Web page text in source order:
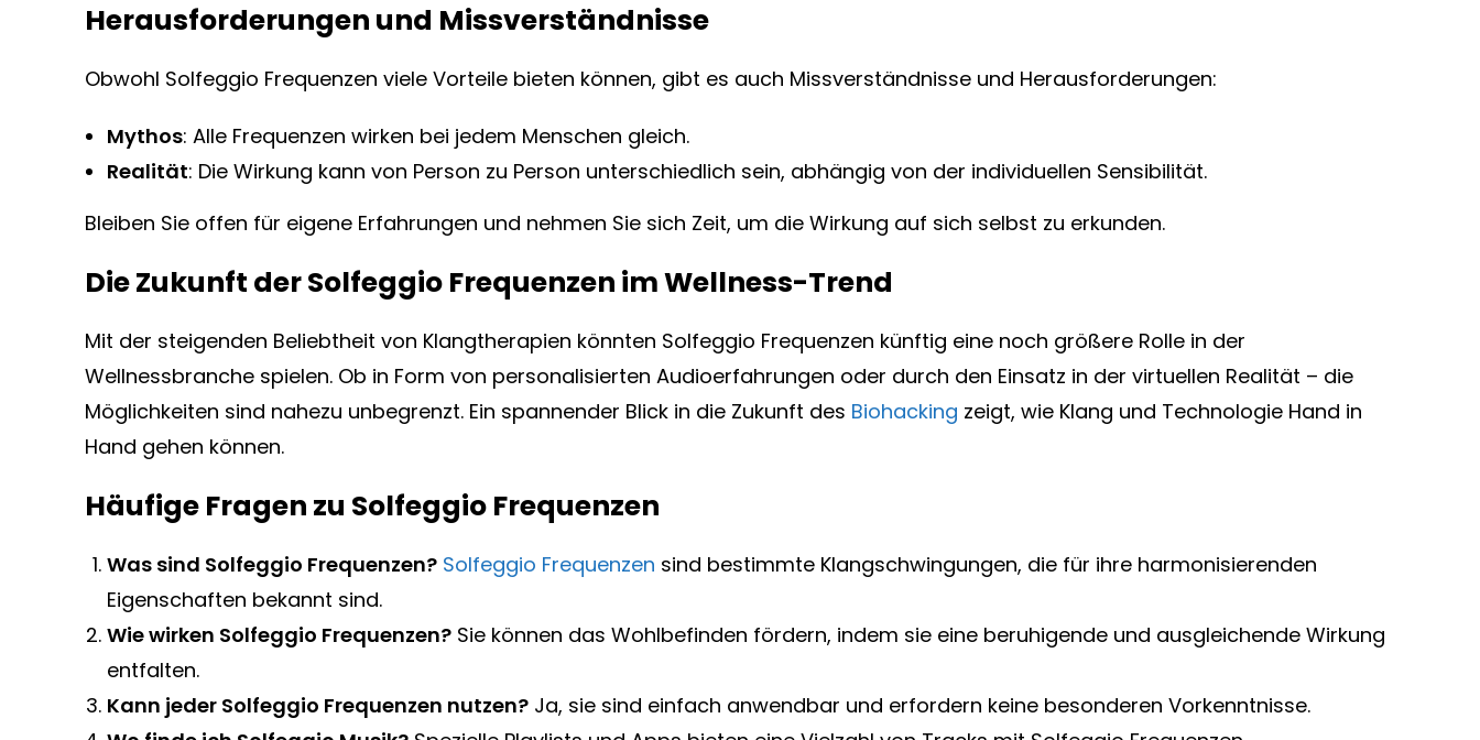
Herausforderungen und Missverständnisse
Obwohl Solfeggio Frequenzen viele Vorteile bieten können, gibt es auch Missverständnisse und Herausforderungen:
Mythos: Alle Frequenzen wirken bei jedem Menschen gleich.
Realität: Die Wirkung kann von Person zu Person unterschiedlich sein, abhängig von der individuellen Sensibilität.
Bleiben Sie offen für eigene Erfahrungen und nehmen Sie sich Zeit, um die Wirkung auf sich selbst zu erkunden.
Die Zukunft der Solfeggio Frequenzen im Wellness-Trend
Mit der steigenden Beliebtheit von Klangtherapien könnten Solfeggio Frequenzen künftig eine noch größere Rolle in der
Wellnessbranche spielen. Ob in Form von personalisierten Audioerfahrungen oder durch den Einsatz in der virtuellen Realität – die
Möglichkeiten sind nahezu unbegrenzt. Ein spannender Blick in die Zukunft des Biohacking zeigt, wie Klang und Technologie Hand in
Hand gehen können.
Häufige Fragen zu Solfeggio Frequenzen
Was sind Solfeggio Frequenzen? Solfeggio Frequenzen sind bestimmte Klangschwingungen, die für ihre harmonisierenden
Eigenschaften bekannt sind.
Wie wirken Solfeggio Frequenzen? Sie können das Wohlbefinden fördern, indem sie eine beruhigende und ausgleichende Wirkung
entfalten.
Kann jeder Solfeggio Frequenzen nutzen? Ja, sie sind einfach anwendbar und erfordern keine besonderen Vorkenntnisse.